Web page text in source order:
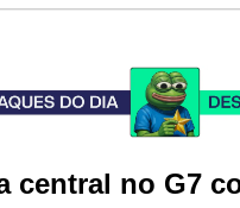
central no G7